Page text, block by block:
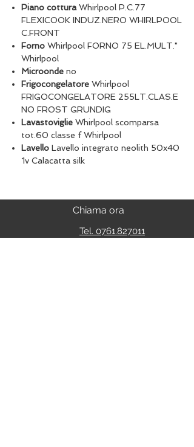
Piano cotturaWhirlpool P.C.77
FLEXICOOK INDUZ.NERO WHIRLPOOL
C.FRONT
Forno Whirlpool FORNO 75 EL.MULT."
Whirlpool
Microonde no
Frigocongelatore Whirlpool
FRIGOCONGELATORE 255LT.CLAS.E
NO FROST GRUNDIG
Lavastoviglie Whirlpool scomparsa
tot.60 classe f Whirlpool
Lavello Lavello integrato neolith 50x40
1v Calacatta silk
Chiama ora
Tel. 0761.827011